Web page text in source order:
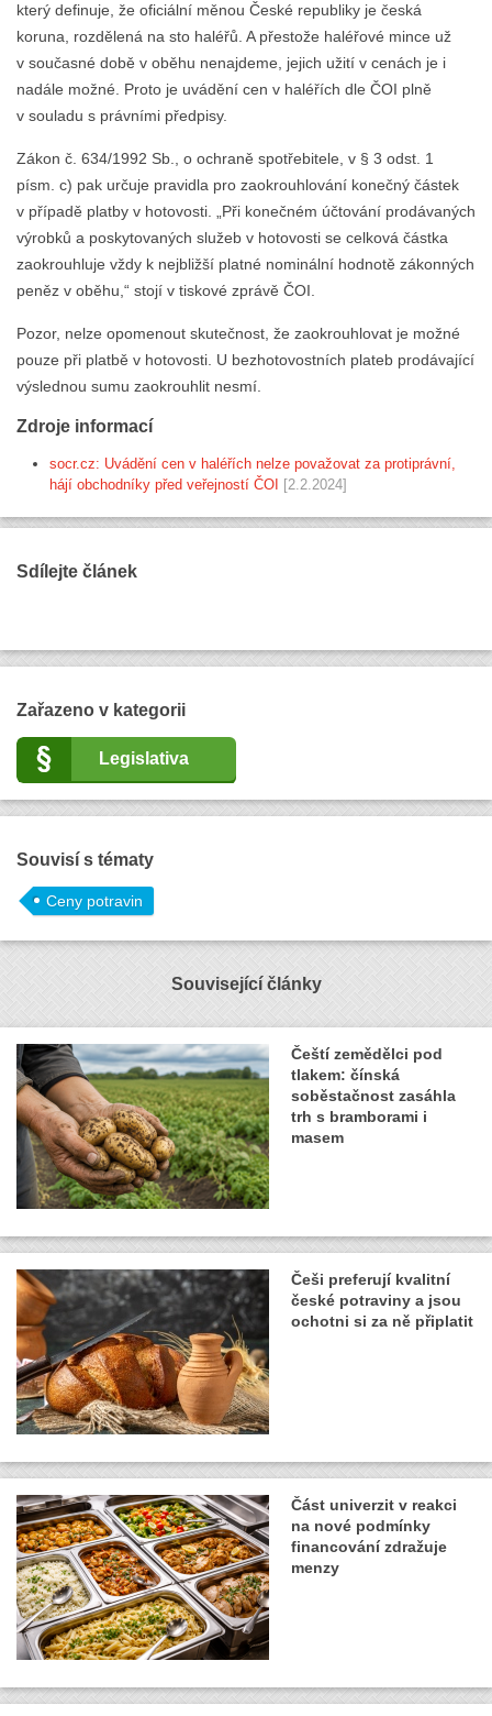
který definuje, že oficiální měnou České republiky je česká
koruna, rozdělená na sto haléřů. A přestože haléřové mince už
v současné době v oběhu nenajdeme, jejich užití v cenách je i
nadále možné. Proto je uvádění cen v haléřích dle ČOI plně
v souladu s právními předpisy.
Zákon č. 634/1992 Sb., o ochraně spotřebitele, v § 3 odst. 1
písm. c) pak určuje pravidla pro zaokrouhlování konečný částek
v případě platby v hotovosti. „Při konečném účtování prodávaných
výrobků a poskytovaných služeb v hotovosti se celková částka
zaokrouhluje vždy k nejbližší platné nominální hodnotě zákonných
peněz v oběhu,“ stojí v tiskové zprávě ČOI.
Pozor, nelze opomenout skutečnost, že zaokrouhlovat je možné
pouze při platbě v hotovosti. U bezhotovostních plateb prodávající
výslednou sumu zaokrouhlit nesmí.
Zdroje informací
socr.cz: Uvádění cen v haléřích nelze považovat za protiprávní,
hájí obchodníky před veřejností ČOI
[2.2.2024]
Sdílejte článek
Zařazeno v kategorii
Legislativa
Souvisí s tématy
Ceny potravin
Související články
Čeští zemědělci pod
tlakem: čínská
soběstačnost zasáhla
trh s bramborami i
masem
Češi preferují kvalitní
české potraviny a jsou
ochotni si za ně připlatit
Část univerzit v reakci
na nové podmínky
financování zdražuje
menzy